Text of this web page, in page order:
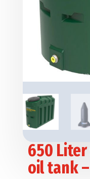
650
oil tank